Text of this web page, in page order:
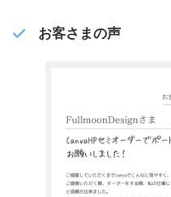
お客さまの声